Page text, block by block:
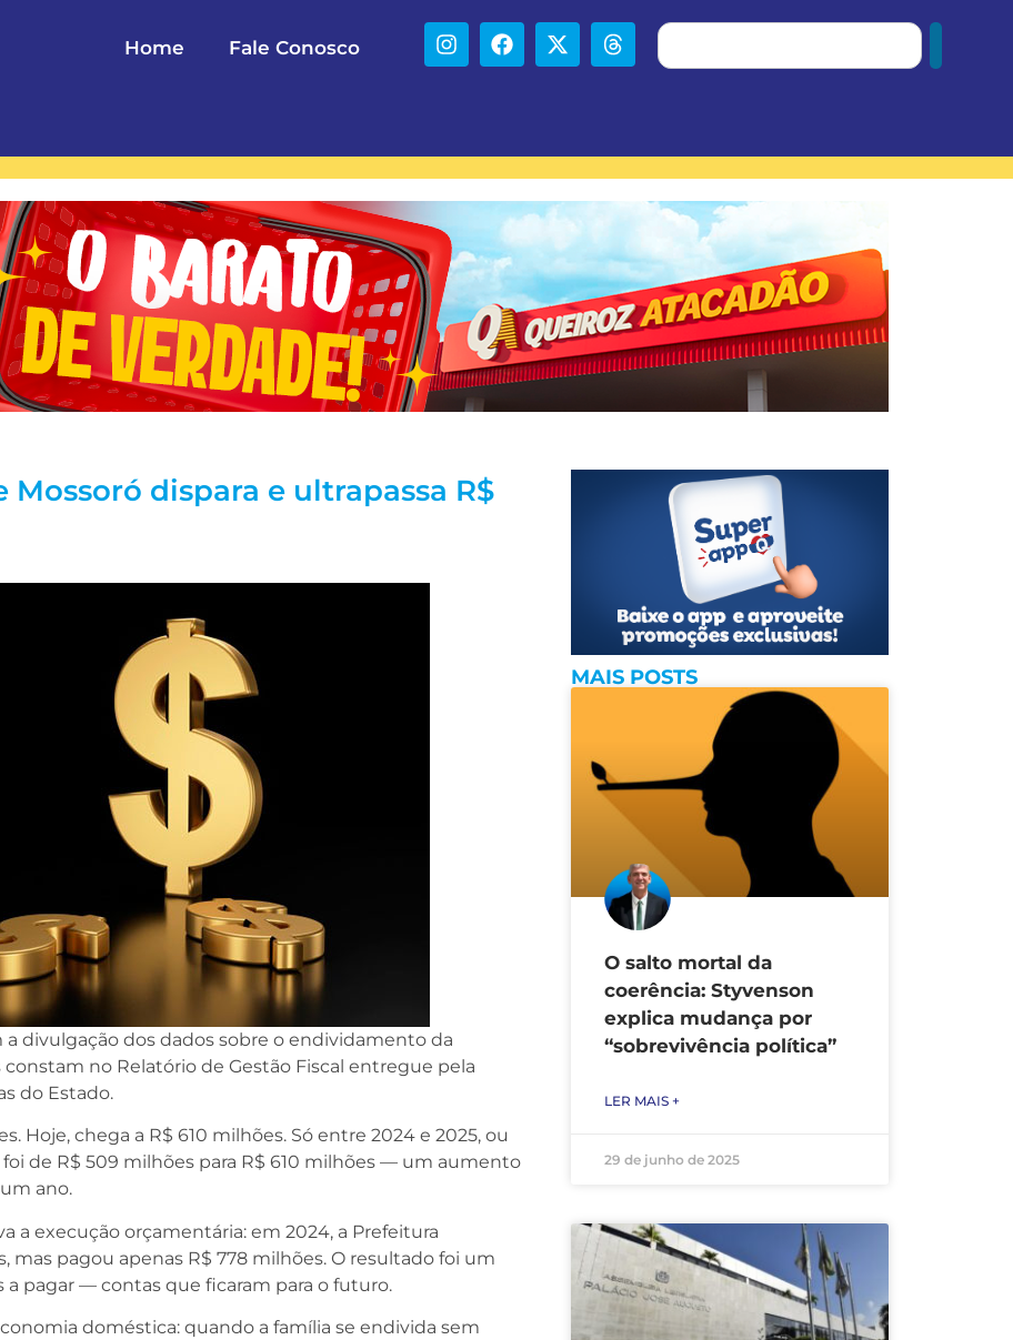
Home Fale Conosco
dispara e ultrapassa R$
divulgação dos dados sobre o endividamento da
no Relatório de Gestão Fiscal entregue pela
do Estado.
Hoje, chega a R$ 610 milhões. Só entre 2024 e 2025, ou
de R$ 509 milhões para R$ 610 milhões — um aumento
ano.
a execução orçamentária: em 2024, a Prefeitura
mas pagou apenas R$ 778 milhões. O resultado foi um
pagar — contas que ficaram para o futuro.
doméstica: quando a família se endivida sem
MAIS POSTS
O salto mortal da
coerência: Styvenson
explica mudança por
“sobrevivência política”
LER MAIS +
29 de junho de 2025